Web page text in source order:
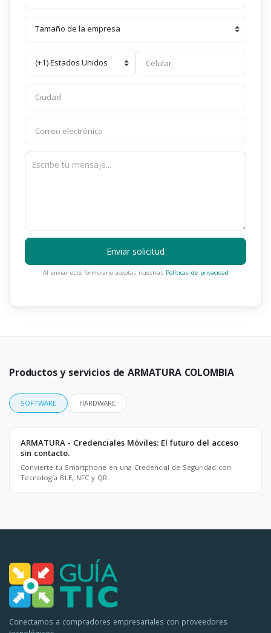
Al enviar este formulario aceptas nuestras Políticas de privacidad
Enviar solicitud
Productos y servicios de ARMATURA COLOMBIA
SOFTWARE HARDWARE
ARMATURA - Credenciales Móviles: El futuro del acceso
sin contacto.
Convierte tu Smartphone en una Credencial de Seguridad con
Tecnología BLE, NFC y QR.
Conectamos a compradores empresariales con proveedores